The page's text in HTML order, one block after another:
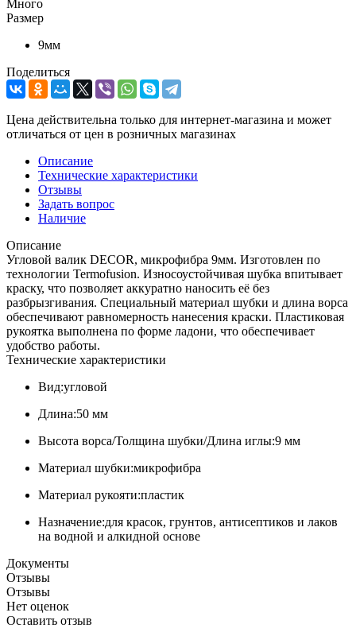
Много
Размер
9мм
Поделиться
Цена действительна только для интернет-магазина и может
отличаться от цен в розничных магазинах
Описание
Технические характеристики
Отзывы
Задать вопрос
Наличие
Описание
Угловой валик DECOR, микрофибра 9мм. Изготовлен по
технологии Termofusion. Износоустойчивая шубка впитывает
краску, что позволяет аккуратно наносить её без
разбрызгивания. Специальный материал шубки и длина ворса
обеспечивают равномерность нанесения краски. Пластиковая
рукоятка выполнена по форме ладони, что обеспечивает
удобство работы.
Технические характеристики
Вид:угловой
Длина:50 мм
Высота ворса/Толщина шубки/Длина иглы:9 мм
Материал шубки:микрофибра
Материал рукояти:пластик
Назначение:для красок, грунтов, антисептиков и лаков
на водной и алкидной основе
Документы
Отзывы
Отзывы
Нет оценок
Оставить отзыв